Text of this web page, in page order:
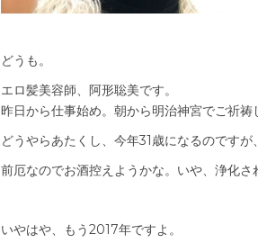
どうも。
エロ髪美容師、阿形聡美です。
昨日から仕事始め。朝から明治神宮でご祈祷
どうやらあたくし、今年31歳になるのですが
前厄なのでお酒控えようかな。いや、浄化
いやはや、もう2017年ですよ。